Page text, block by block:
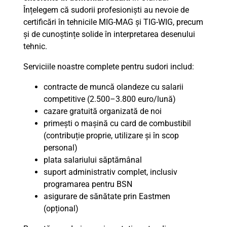
Înțelegem că sudorii profesioniști au nevoie de
certificări în tehnicile MIG-MAG și TIG-WIG, precum
și de cunoștințe solide în interpretarea desenului
tehnic.
Serviciile noastre complete pentru sudori includ:
contracte de muncă olandeze cu salarii
competitive (2.500–3.800 euro/lună)
cazare gratuită organizată de noi
primești o mașină cu card de combustibil
(contribuție proprie, utilizare și în scop
personal)
plata salariului săptămânal
suport administrativ complet, inclusiv
programarea pentru BSN
asigurare de sănătate prin Eastmen
(opțional)